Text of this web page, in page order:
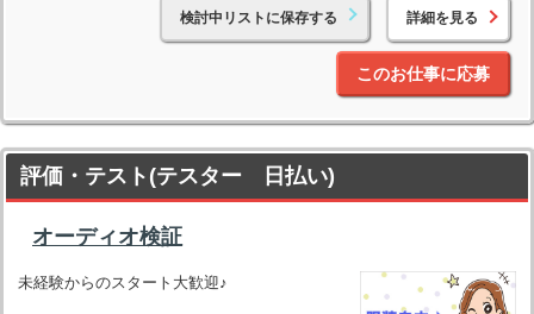
検討中リストに保存する 詳細を見る
このお仕事に応募
評価・テスト(テスター 日払い)
オーディオ検証
未経験からのスタート大歓迎♪